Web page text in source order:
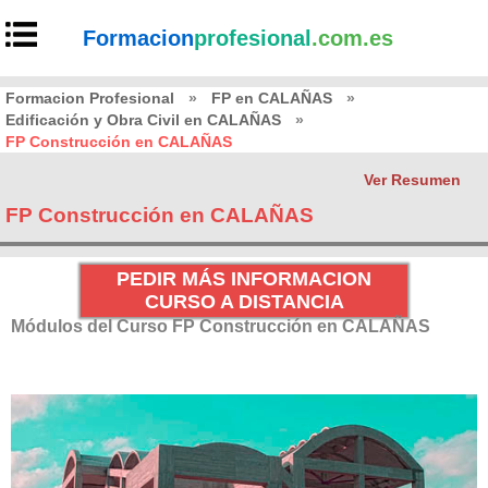
Formacionprofesional .com.es
Formacion Profesional » FP en CALAÑAS
»
Edificación y Obra Civil en CALAÑAS
»
FP Construcción en CALAÑAS
Ver Resumen
FP Construcción en CALAÑAS
PEDIR MÁS INFORMACION
CURSO A DISTANCIA
Módulos del Curso FP Construcción en CALAÑAS